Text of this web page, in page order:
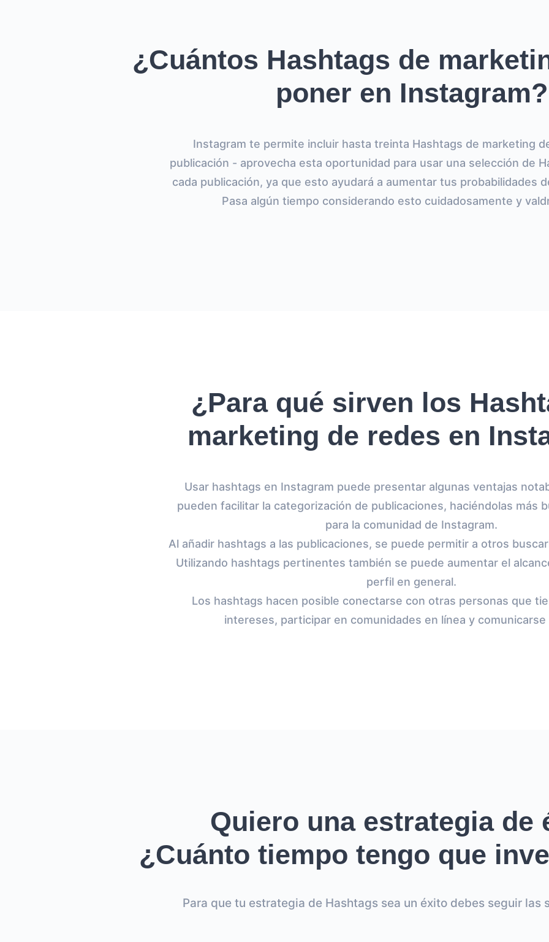
¿Cuántos Hashtags de
poner en Instagram?
Instagram te permite incluir hasta treinta Hashtags de marketing
publicación - aprovecha esta oportunidad para usar una selección de
cada publicación, ya que esto ayudará a aumentar tus probabilidades
Pasa algún tiempo considerando esto cuidadosamente y
¿Para qué sirven los
marketing de redes en
Usar hashtags en Instagram puede presentar algunas ventajas
pueden facilitar la categorización de publicaciones, haciéndolas más
para la comunidad de Instagram.
Al añadir hashtags a las publicaciones, se puede permitir a otros
Utilizando hashtags pertinentes también se puede aumentar el
perfil en general.
Los hashtags hacen posible conectarse con otras personas que
intereses, participar en comunidades en línea y comunicarse
Quiero una estrategia de
¿Cuánto tiempo tengo que
Para que tu estrategia de Hashtags sea un éxito debes seguir las